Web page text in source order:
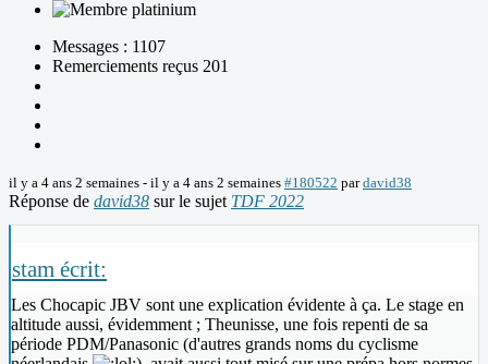
Messages : 1107
Remerciements reçus 201
il y a 4 ans 2 semaines - il y a 4 ans 2 semaines #180522 pardavid38
Réponse de david38 sur le sujet TDF 2022
stam écrit:
Les Chocapic JBV sont une explication évidente à ça. Le stage en
altitude aussi, évidemment ; Theunisse, une fois repenti de sa
période PDM/Panasonic (d'autres grands noms du cyclisme